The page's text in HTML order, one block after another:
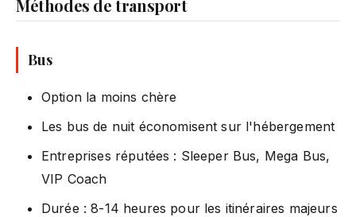
Méthodes de transport
Bus
Option la moins chère
Les bus de nuit économisent sur l'hébergement
Entreprises réputées : Sleeper Bus, Mega Bus,
VIP Coach
Durée : 8-14 heures pour les itinéraires majeurs